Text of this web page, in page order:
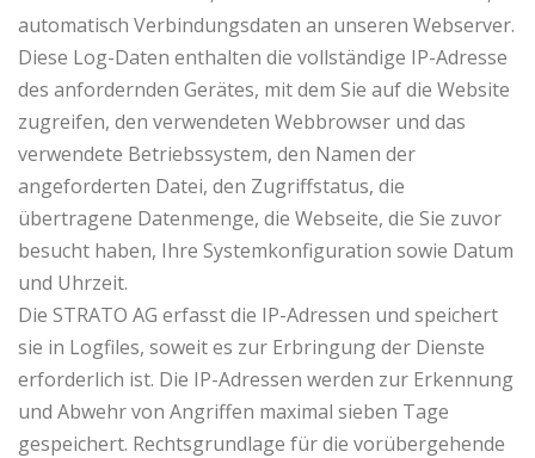
automatisch Verbindungsdaten an unseren Webserver.
Diese Log-Daten enthalten die vollständige IP-Adresse
des anfordernden Gerätes, mit dem Sie auf die Website
zugreifen, den verwendeten Webbrowser und das
verwendete Betriebssystem, den Namen der
angeforderten Datei, den Zugriffstatus, die
übertragene Datenmenge, die Webseite, die Sie zuvor
besucht haben, Ihre Systemkonfiguration sowie Datum
und Uhrzeit.
Die STRATO AG erfasst die IP-Adressen und speichert
sie in Logfiles, soweit es zur Erbringung der Dienste
erforderlich ist. Die IP-Adressen werden zur Erkennung
und Abwehr von Angriffen maximal sieben Tage
gespeichert. Rechtsgrundlage für die vorübergehende